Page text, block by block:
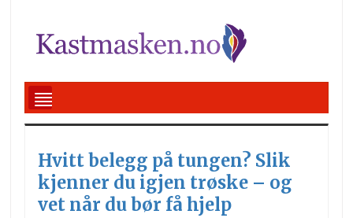
Hvitt belegg på tungen? Slik
kjenner du igjen trøske – og
vet når du bør få hjelp